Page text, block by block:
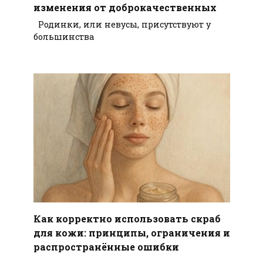
изменения от доброкачественных
Родинки, или невусы, присутствуют у
большинства
Как корректно использовать скраб
для кожи: принципы, ограничения и
распространённые ошибки